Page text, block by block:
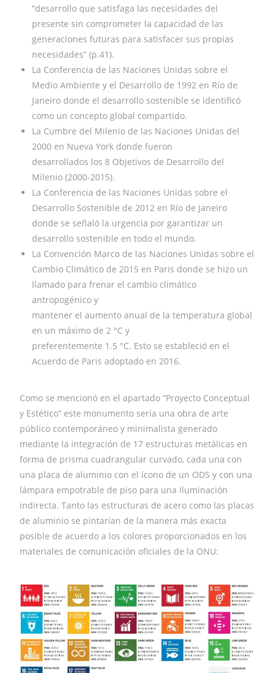
“desarrollo que satisfaga las necesidades del
presente sin comprometer la capacidad de las
generaciones futuras para satisfacer sus propias
necesidades” (p.41).
La Conferencia de las Naciones Unidas sobre el
Medio Ambiente y el Desarrollo de 1992 en Río de
Janeiro donde el desarrollo sostenible se identificó
como un concepto global compartido.
La Cumbre del Milenio de las Naciones Unidas del
2000 en Nueva York donde fueron
desarrollados los 8 Objetivos de Desarrollo del
Milenio (2000-2015).
La Conferencia de las Naciones Unidas sobre el
Desarrollo Sostenible de 2012 en Río de Janeiro
donde se señaló la urgencia por garantizar un
desarrollo sostenible en todo el mundo.
La Convención Marco de las Naciones Unidas sobre el
Cambio Climático de 2015 en Paris donde se hizo un
llamado para frenar el cambio climático
antropogénico y
mantener el aumento anual de la temperatura global
en un máximo de 2 °C y
preferentemente 1.5 °C. Esto se estableció en el
Acuerdo de Paris adoptado en 2016.
Como se mencionó en el apartado “Proyecto Conceptual
y Estético” este monumento sería una obra de arte
público contemporáneo y minimalista generado
mediante la integración de 17 estructuras metálicas en
forma de prisma cuadrangular curvado, cada una con
una placa de aluminio con el ícono de un ODS y con una
lámpara empotrable de piso para una iluminación
indirecta. Tanto las estructuras de acero como las placas
de aluminio se pintarían de la manera más exacta
posible de acuerdo a los colores proporcionados en los
materiales de comunicación oficiales de la ONU: